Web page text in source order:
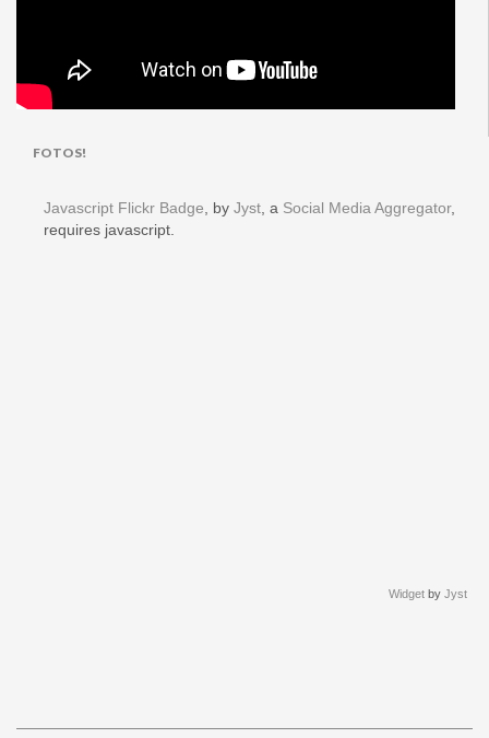
FOTOS!
Javascript Flickr Badge, by Jyst, a Social Media Aggregator,
requires javascript.
Widget by Jyst